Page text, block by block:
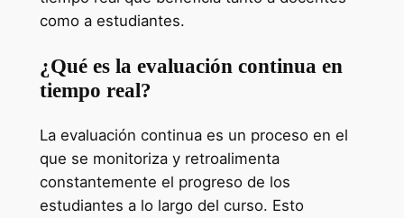
como a estudiantes.
¿Qué es la evaluación continua en
tiempo real?
La evaluación continua es un proceso en el
que se monitoriza y retroalimenta
constantemente el progreso de los
estudiantes a lo largo del curso. Esto